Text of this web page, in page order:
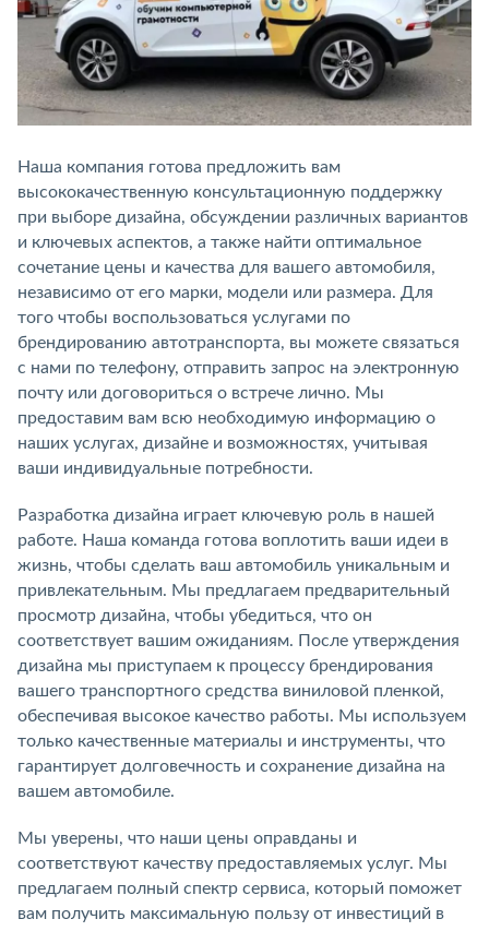
Наша компания готова предложить вам
высококачественную консультационную поддержку
при выборе дизайна, обсуждении различных вариантов
и ключевых аспектов, а также найти оптимальное
сочетание цены и качества для вашего автомобиля,
независимо от его марки, модели или размера. Для
того чтобы воспользоваться услугами по
брендированию автотранспорта, вы можете связаться
с нами по телефону, отправить запрос на электронную
почту или договориться о встрече лично. Мы
предоставим вам всю необходимую информацию о
наших услугах, дизайне и возможностях, учитывая
ваши индивидуальные потребности.
Разработка дизайна играет ключевую роль в нашей
работе. Наша команда готова воплотить ваши идеи в
жизнь, чтобы сделать ваш автомобиль уникальным и
привлекательным. Мы предлагаем предварительный
просмотр дизайна, чтобы убедиться, что он
соответствует вашим ожиданиям. После утверждения
дизайна мы приступаем к процессу брендирования
вашего транспортного средства виниловой пленкой,
обеспечивая высокое качество работы. Мы используем
только качественные материалы и инструменты, что
гарантирует долговечность и сохранение дизайна на
вашем автомобиле.
Мы уверены, что наши цены оправданы и
соответствуют качеству предоставляемых услуг. Мы
предлагаем полный спектр сервиса, который поможет
вам получить максимальную пользу от инвестиций в